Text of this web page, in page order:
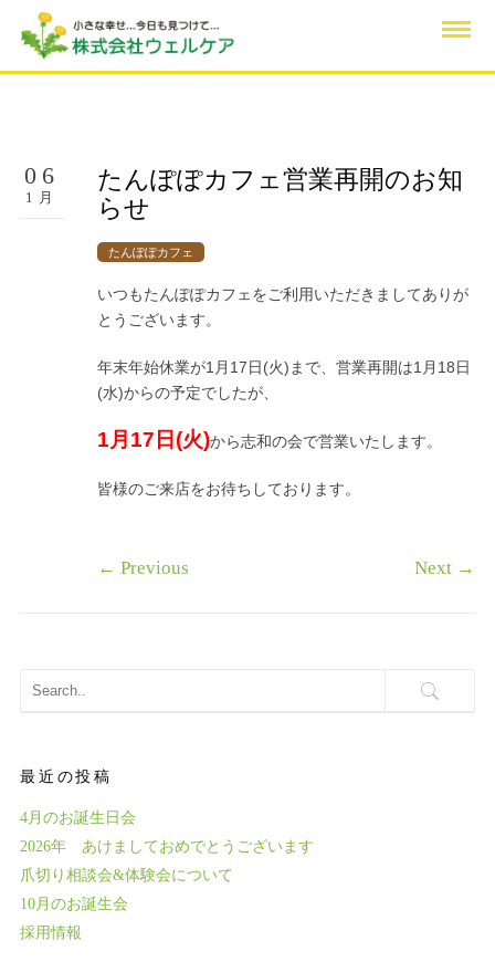
06
1月
たんぽぽカフェ営業再開のお知
らせ
たんぽぽカフェ
いつもたんぽぽカフェをご利用いただきましてありが
とうございます。
年末年始休業が1月17日(火)まで、営業再開は1月18日
(水)からの予定でしたが、
1月17日(火)から志和の会で営業いたします。
皆様のご来店をお待ちしております。
← Previous Next →
最近の投稿
4月のお誕生日会
2026年 あけましておめでとうございます
爪切り相談会&体験会について
10月のお誕生会
採用情報